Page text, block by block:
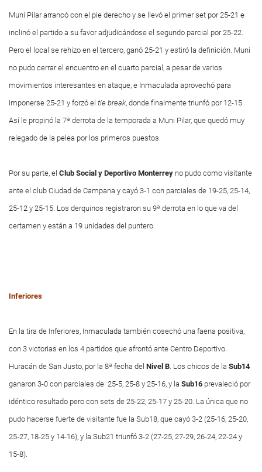
Muni Pilar arrancó con el pie derecho y se llevó el primer set por 25-21 e
inclinó el partido a su favor adjudicándose el segundo parcial por 25-22.
Pero el local se rehizo en el tercero, ganó 25-21 y estiró la definición. Muni
no pudo cerrar el encuentro en el cuarto parcial, a pesar de varios
movimientos interesantes en ataque, e Inmaculada aprovechó para
imponerse 25-21 y forzó el tie break, donde finalmente triunfó por 12-15.
Así le propinó la 7ª derrota de la temporada a Muni Pilar, que quedó muy
relegado de la pelea por los primeros puestos.
Por su parte, el Club Social y Deportivo Monterrey no pudo como visitante
ante el club Ciudad de Campana y cayó 3-1 con parciales de 19-25, 25-14,
25-12 y 25-15. Los derquinos registraron su 9ª derrota en lo que va del
certamen y están a 19 unidades del puntero.
Inferiores
En la tira de Inferiores, Inmaculada también cosechó una faena positiva,
con 3 victorias en los 4 partidos que afrontó ante Centro Deportivo
Huracán de San Justo, por la 8ª fecha del Nivel B. Los chicos de la Sub14
ganaron 3-0 con parciales de 25-5, 25-8 y 25-16, y la Sub16 prevaleció por
idéntico resultado pero con sets de 25-22, 25-17 y 25-20. La única que no
pudo hacerse fuerte de visitante fue la Sub18, que cayó 3-2 (25-16, 25-20,
25-27, 18-25 y 14-16), y la Sub21 triunfó 3-2 (27-25, 27-29, 26-24, 22-24 y
15-8).